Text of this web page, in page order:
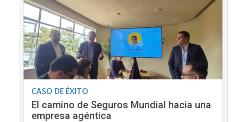
CASO DE ÉXITO
El camino de Seguros Mundial hacia una
empresa agéntica